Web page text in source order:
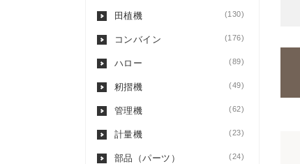
田植機 (130)
コンバイン (176)
ハロー (89)
籾摺機 (49)
管理機 (62)
計量機 (23)
部品（パーツ） (24)